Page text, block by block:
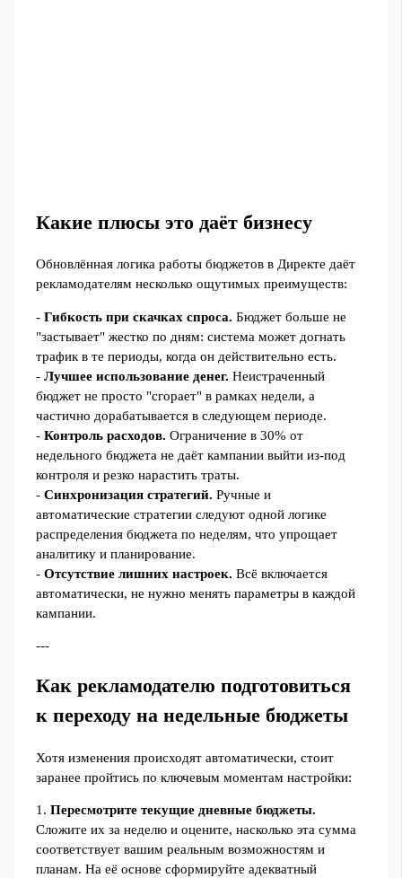
Какие плюсы это даёт бизнесу
Обновлённая логика работы бюджетов в Директе даёт
рекламодателям несколько ощутимых преимуществ:
- Гибкость при скачках спроса. Бюджет больше не
"застывает" жестко по дням: система может догнать
трафик в те периоды, когда он действительно есть.
- Лучшее использование денег. Неистраченный
бюджет не просто "сгорает" в рамках недели, а
частично дорабатывается в следующем периоде.
- Контроль расходов. Ограничение в 30% от
недельного бюджета не даёт кампании выйти из-под
контроля и резко нарастить траты.
- Синхронизация стратегий. Ручные и
автоматические стратегии следуют одной логике
распределения бюджета по неделям, что упрощает
аналитику и планирование.
- Отсутствие лишних настроек. Всё включается
автоматически, не нужно менять параметры в каждой
кампании.
---
Как рекламодателю подготовиться
к переходу на недельные бюджеты
Хотя изменения происходят автоматически, стоит
заранее пройтись по ключевым моментам настройки:
1. Пересмотрите текущие дневные бюджеты.
Сложите их за неделю и оцените, насколько эта сумма
соответствует вашим реальным возможностям и
планам. На её основе сформируйте адекватный